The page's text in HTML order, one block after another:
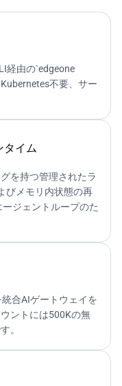
経由の`edgeone
不要、サー
タイム
を持つ管理されたラ
びメモリ内状態の再
ジェントループのた
合AIゲートウェイを
ントには500Kの無
。